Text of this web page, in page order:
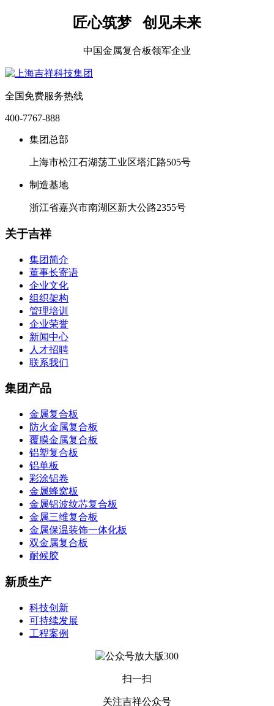
匠心筑梦 创见未来
中国金属复合板领军企业
全国免费服务热线
400-7767-888
集团总部
上海市松江石湖荡工业区塔汇路505号
制造基地
浙江省嘉兴市南湖区新大公路2355号
关于吉祥
集团简介
董事长寄语
企业文化
组织架构
管理培训
企业荣誉
新闻中心
人才招聘
联系我们
集团产品
金属复合板
防火金属复合板
覆膜金属复合板
铝塑复合板
铝单板
彩涂铝卷
金属蜂窝板
金属铝波纹芯复合板
金属三维复合板
金属保温装饰一体化板
双金属复合板
耐候胶
新质生产
科技创新
可持续发展
工程案例
扫一扫
关注吉祥公众号